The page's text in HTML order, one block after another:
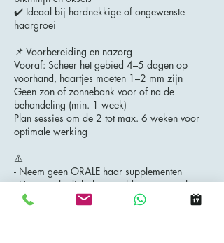
✔️ Ideaal bij hardnekkige of ongewenste
haargroei
📌 Voorbereiding en nazorg
Vooraf: Scheer het gebied 4–5 dagen op
voorhand, haartjes moeten 1–2 mm zijn
Geen zon of zonnebank voor of na de
behandeling (min. 1 week)
Plan sessies om de 2 tot max. 6 weken voor
optimale werking
⚠️
- Neem geen ORALE haar supplementen
- Hormonale disbalans - zeldzaam maar het
bestaat: minder dan 2% van de mensen